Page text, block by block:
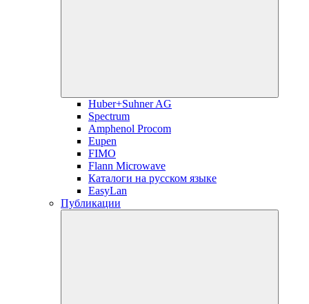
Huber+Suhner AG
Spectrum
Amphenol Procom
Eupen
FIMO
Flann Microwave
Каталоги на русском языке
EasyLan
Публикации